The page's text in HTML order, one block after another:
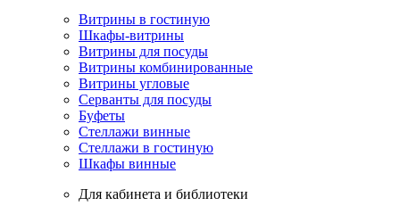
Витрины в гостиную
Шкафы-витрины
Витрины для посуды
Витрины комбинированные
Витрины угловые
Серванты для посуды
Буфеты
Стеллажи винные
Стеллажи в гостиную
Шкафы винные
Для кабинета и библиотеки